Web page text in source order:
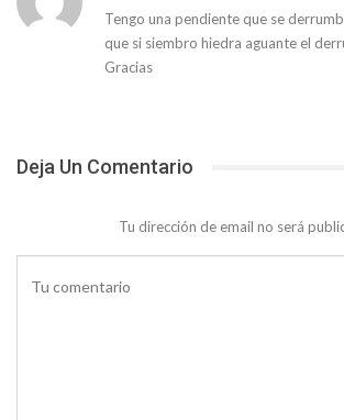
Tengo una pendiente que se
que si siembro hiedra aguante el
Gracias
Deja Un Comentario
Tu dirección de email no será